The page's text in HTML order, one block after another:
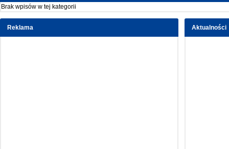
Brak wpisów w tej kategorii
Aktualności
Reklama